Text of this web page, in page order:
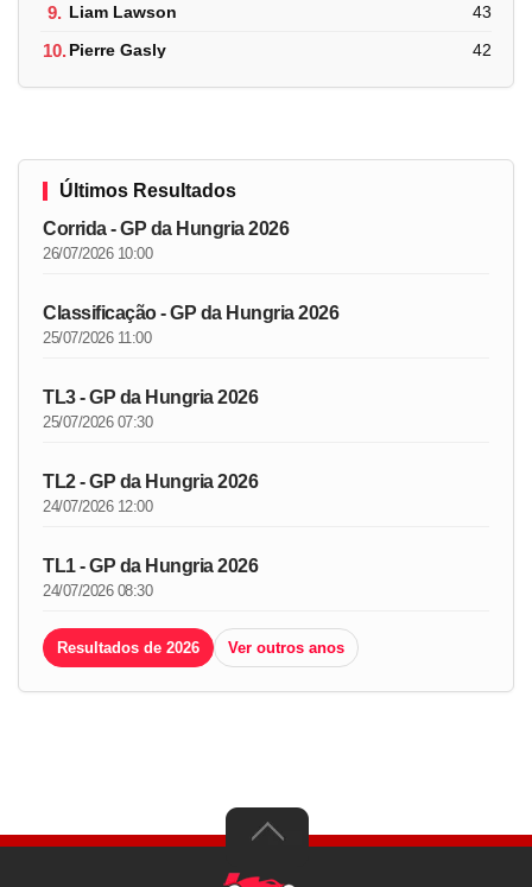
9. Liam Lawson 43
10.Pierre Gasly 42
Últimos Resultados
Corrida - GP da Hungria 2026
26/07/2026 10:00
Classificação - GP da Hungria 2026
25/07/2026 11:00
TL3 - GP da Hungria 2026
25/07/2026 07:30
TL2 - GP da Hungria 2026
24/07/2026 12:00
TL1 - GP da Hungria 2026
24/07/2026 08:30
Resultados de 2026 Ver outros anos